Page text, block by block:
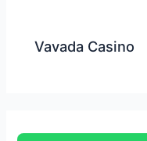
Vavada Casino